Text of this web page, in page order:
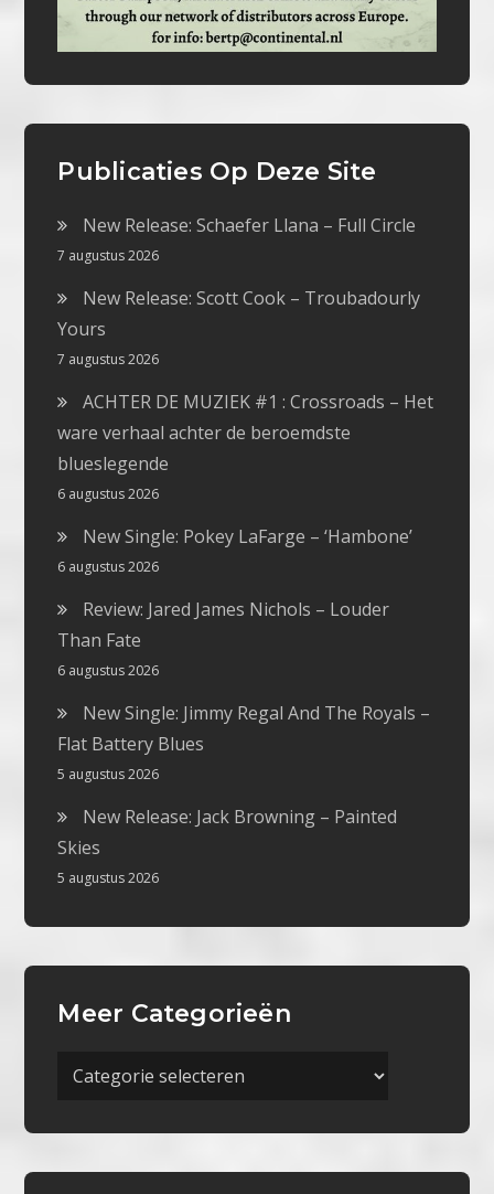
Publicaties Op Deze Site
New Release: Schaefer Llana – Full Circle
7 augustus 2026
New Release: Scott Cook – Troubadourly
Yours
7 augustus 2026
ACHTER DE MUZIEK #1 : Crossroads – Het
ware verhaal achter de beroemdste
blueslegende
6 augustus 2026
New Single: Pokey LaFarge – ‘Hambone’
6 augustus 2026
Review: Jared James Nichols – Louder
Than Fate
6 augustus 2026
New Single: Jimmy Regal And The Royals –
Flat Battery Blues
5 augustus 2026
New Release: Jack Browning – Painted
Skies
5 augustus 2026
Meer Categorieën
Meer